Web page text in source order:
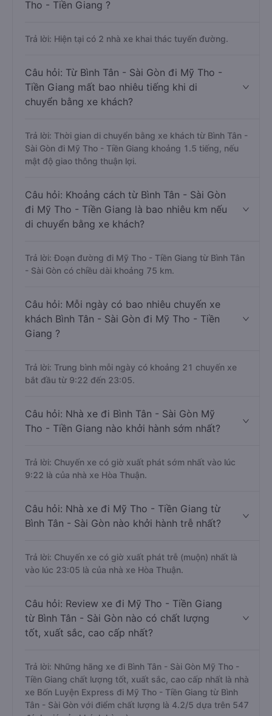
Tho - Tiền Giang ?
Trả lời: Hiện tại có 2 nhà xe khai thác tuyến đường.
Câu hỏi: Từ Bình Tân - Sài Gòn đi Mỹ Tho -
Tiền Giang mất bao nhiêu tiếng khi di
chuyển bằng xe khách?
Trả lời: Thời gian di chuyển bằng xe khách từ Bình Tân -
Sài Gòn đi Mỹ Tho - Tiền Giang khoảng 1.5 tiếng, nếu
mật độ giao thông thuận lợi.
Câu hỏi: Khoảng cách từ Bình Tân - Sài Gòn
đi Mỹ Tho - Tiền Giang là bao nhiêu km nếu
di chuyển bằng xe khách?
Trả lời: Đoạn đường đi Mỹ Tho - Tiền Giang từ Bình Tân
- Sài Gòn có chiều dài khoảng 75 km.
Câu hỏi: Mỗi ngày có bao nhiêu chuyến xe
khách Bình Tân - Sài Gòn đi Mỹ Tho - Tiền
Giang ?
Trả lời: Trung bình mỗi ngày có khoảng 21 chuyến xe
bắt đầu từ 9:22 đến 23:05.
Câu hỏi: Nhà xe đi Bình Tân - Sài Gòn Mỹ
Tho - Tiền Giang nào khởi hành sớm nhất?
Trả lời: Chuyến xe có giờ xuất phát sớm nhất vào lúc
9:22 là của nhà xe Hòa Thuận.
Câu hỏi: Nhà xe đi Mỹ Tho - Tiền Giang từ
Bình Tân - Sài Gòn nào khởi hành trễ nhất?
Trả lời: Chuyến xe có giờ xuất phát trễ (muộn) nhất là
vào lúc 23:05 là của nhà xe Hòa Thuận.
Câu hỏi: Review xe đi Mỹ Tho - Tiền Giang
từ Bình Tân - Sài Gòn nào có chất lượng
tốt, xuất sắc, cao cấp nhất?
Trả lời: Những hãng xe đi Bình Tân - Sài Gòn Mỹ Tho -
Tiền Giang chất lượng tốt, xuất sắc, cao cấp nhất là nhà
xe Bốn Luyện Express đi Mỹ Tho - Tiền Giang từ Bình
Tân - Sài Gòn với điểm chất lượng là 4.2/5 dựa trên 547